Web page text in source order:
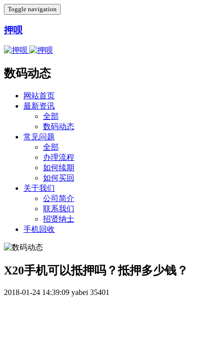
Toggle navigation
押呗
数码动态
网站首页
最新资讯
全部
数码动态
常见问题
全部
办理流程
如何续期
如何买回
关于我们
公司简介
联系我们
招贤纳士
手机回收
X20手机可以抵押吗？抵押多少钱？
2018-01-24 14:39:09 yabei 35401